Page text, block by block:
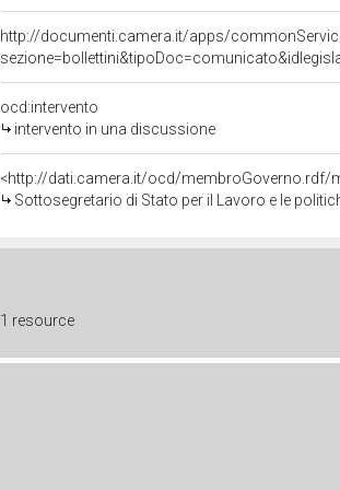
http://documenti.camera.it/apps/
ocd:intervento
intervento in una discussione
<http://dati.camera.it/ocd/membroGoverno.rdf/
Sottosegretario di Stato per il Lavoro e le
1 resource